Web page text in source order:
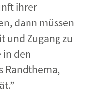
ihrer
dann müssen
und Zugang zu
in den
Randthema,